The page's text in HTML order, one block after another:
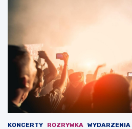
KONCERTY ROZRYWKA WYDARZENIA